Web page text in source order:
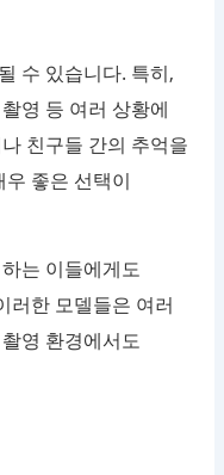
수 있습니다. 특히,
영 등 여러 상황에
친구들 간의 추억을
좋은 선택이
는 이들에게도
러한 모델들은 여러
영 환경에서도